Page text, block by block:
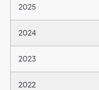
2025
2024
2023
2022